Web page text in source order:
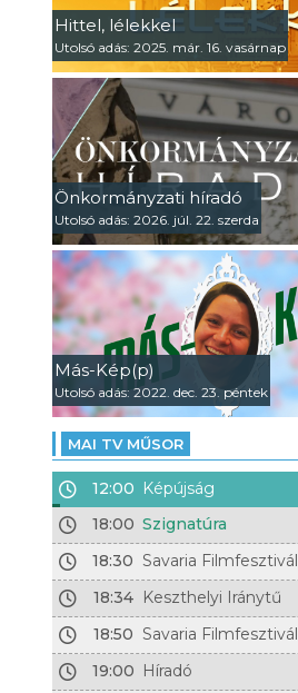
Hittel, lélekkel
Utolsó adás: 2025. már. 16. vasárnap
Önkormányzati híradó
Utolsó adás: 2026. júl. 22. szerda
Más-Kép(p)
Utolsó adás: 2022. dec. 23. péntek
MAI TV MŰSOR
12:00 Képújság
18:00 Szignatúra
18:30 Savaria Filmfesztivál
18:34 Keszthelyi Iránytű
18:50 Savaria Filmfesztivál
19:00 Híradó